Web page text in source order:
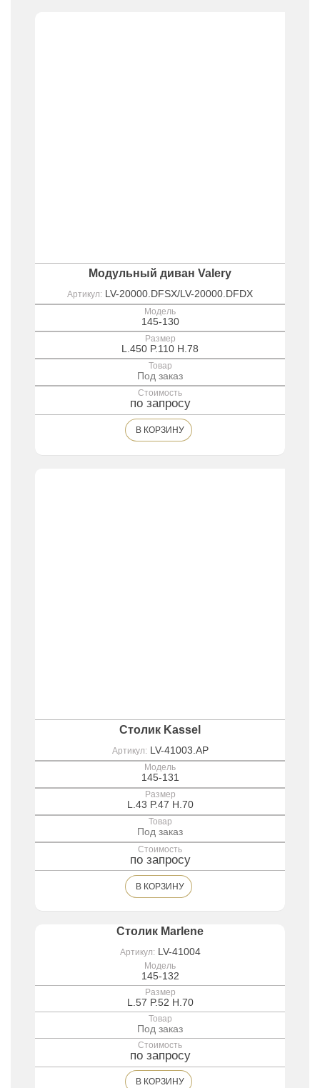
Модульный диван Valery
Артикул: LV-20000.DFSX/LV-20000.DFDX
Модель
145-130
Размер
L.450 P.110 H.78
Товар
Под заказ
Стоимость
по запросу
В КОРЗИНУ
Столик Kassel
Артикул: LV-41003.AP
Модель
145-131
Размер
L.43 P.47 H.70
Товар
Под заказ
Стоимость
по запросу
В КОРЗИНУ
Столик Marlene
Артикул: LV-41004
Модель
145-132
Размер
L.57 P.52 H.70
Товар
Под заказ
Стоимость
по запросу
В КОРЗИНУ